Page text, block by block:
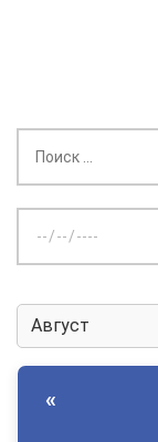
дату:
«